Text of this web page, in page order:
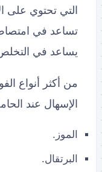
التي تحتوي على
تساعد في
يساعد في
من أكثر أنواع
الإسهال عند
الموز.
البرتقال.